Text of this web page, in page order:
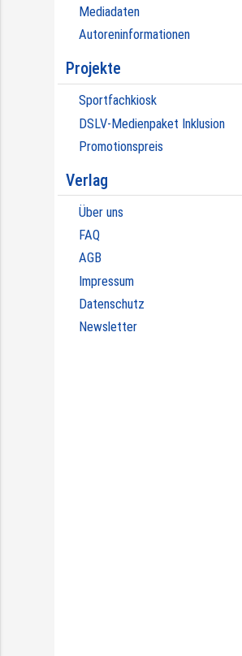
Mediadaten
Autoreninformationen
Projekte
Sportfachkiosk
DSLV-Medienpaket Inklusion
Promotionspreis
Verlag
Über uns
FAQ
AGB
Impressum
Datenschutz
Newsletter